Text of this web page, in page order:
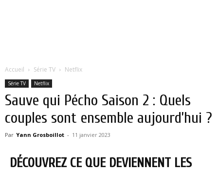
Accueil Série TV Netflix
Série TV Netflix
Sauve qui Pécho Saison 2 : Quels
couples sont ensemble aujourd’hui ?
Par Yann Grosboillot - 11 janvier 2023
DÉCOUVREZ CE QUE DEVIENNENT LES